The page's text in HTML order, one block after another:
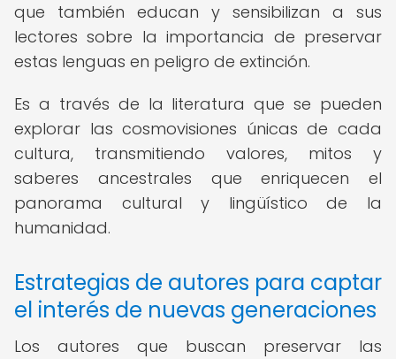
que también educan y sensibilizan a sus
lectores sobre la importancia de preservar
estas lenguas en peligro de extinción.
Es a través de la literatura que se pueden
explorar las cosmovisiones únicas de cada
cultura, transmitiendo valores, mitos y
saberes ancestrales que enriquecen el
panorama cultural y lingüístico de la
humanidad.
Estrategias de autores para captar
el interés de nuevas generaciones
Los autores que buscan preservar las